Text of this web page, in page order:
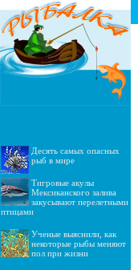
Десять самых опасных
рыб в мире
Тигровые акулы
Мексиканского залива
закусывают перелетными
птицами
Ученые выяснили, как
некоторые рыбы меняют
пол при жизни